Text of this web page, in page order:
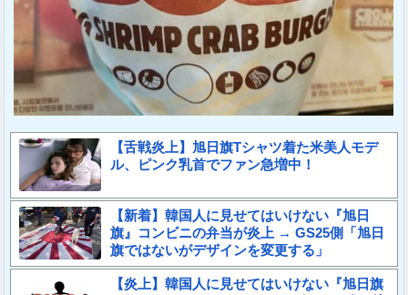
【舌戦炎上】旭日旗Tシャツ着た米美人モデ
ル、ピンク乳首でファン急増中！
【新着】韓国人に見せてはいけない『旭日
旗』コンビニの弁当が炎上 → GS25側「旭日
旗ではないがデザインを変更する」
【炎上】韓国人に見せてはいけない『旭日旗